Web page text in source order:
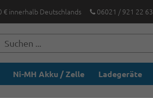
€ innerhalb Deutschlands 06021 / 921 22 63
Ni-MH Akku / Zelle Ladegeräte